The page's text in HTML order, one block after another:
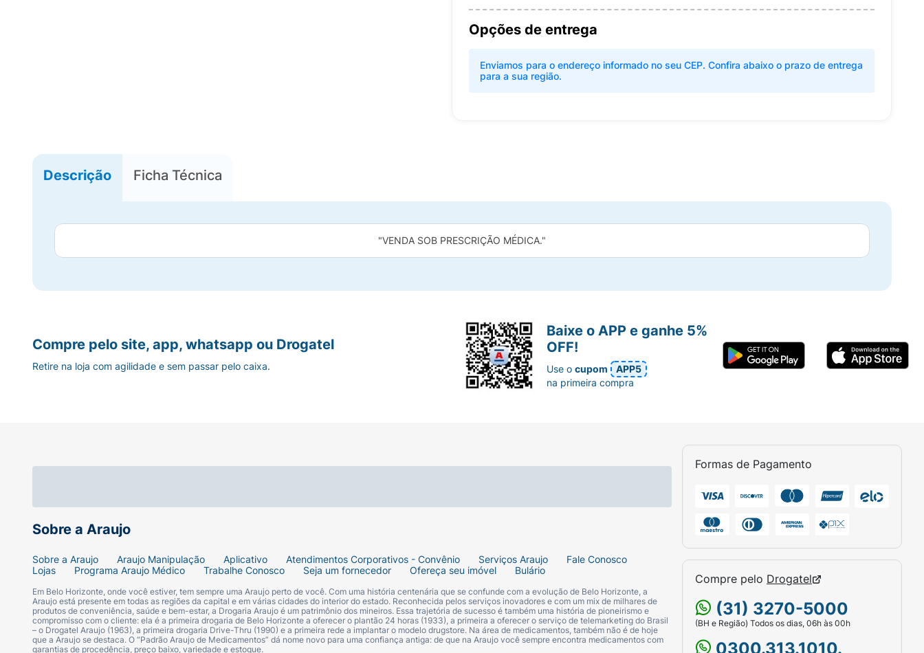
Opções de entrega
Enviamos para o endereço informado no seu CEP. Confira abaixo o prazo de entrega
para a sua região.
Descrição Ficha Técnica
"VENDA SOB PRESCRIÇÃO MÉDICA."
Sobre a Araujo
Sobre a Araujo Araujo Manipulação Aplicativo Atendimentos Corporativos - Convênio Serviços Araujo
Fale Conosco
Lojas
Programa Araujo Médico Trabalhe Conosco Seja um fornecedor Ofereça seu imóvel Bulário
Em Belo Horizonte, onde você estiver, tem sempre uma Araujo perto de você. Com uma história centenária que se confunde com a evolução de Belo Horizonte, a
Araujo está presente em todas as regiões da capital e em várias cidades do interior do estado. Reconhecida pelos serviços inovadores e com um mix de milhares de
produtos de conveniência, saúde e bem-estar, a Drogaria Araujo é um patrimônio dos mineiros. Essa trajetória de sucesso é também uma história de pioneirismo e
compromisso com o cliente: ela é a primeira drogaria de Belo Horizonte a oferecer o plantão 24 horas (1933), a primeira a oferecer o serviço de telemarketing do Brasil
– o Drogatel Araujo (1963), a primeira drogaria Drive-Thru (1990) e a primeira rede a implantar o modelo drugstore. Na área de medicamentos, também não é de hoje
que a Araujo se destaca. O “Padrão Araujo de Medicamentos” dá nome novo para uma confiança antiga: de que na Araujo você sempre encontra medicamentos com
garantias de procedência, preço baixo, variedade e estoque.
Formas de Pagamento
Compre pelo Drogatel
(31) 3270-5000
(BH e Região) Todos os dias, 06h às 00h
0300.313.1010.
Compre pelo site, app, whatsapp ou Drogatel
Retire na loja com agilidade e sem passar pelo caixa.
Baixe o APP e ganhe 5%
OFF!
Use ocupom
APP5
na primeira compra